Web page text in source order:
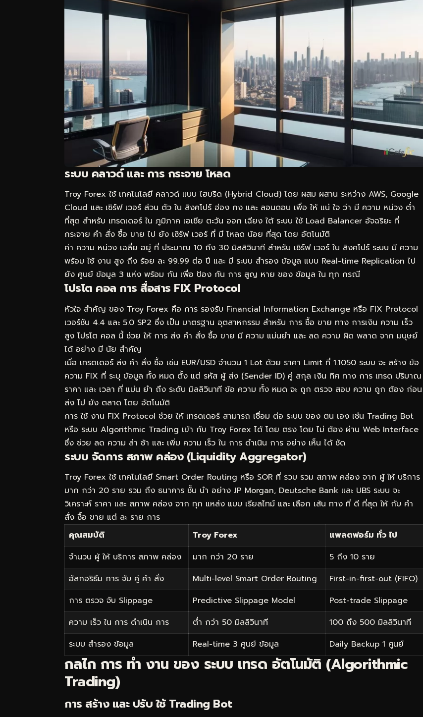
ระบบ คลาวด์ และ การ กระจาย โหลด
Troy Forex ใช้ เทคโนโลยี คลาวด์ แบบ ไฮบริด (Hybrid Cloud) โดย ผสม ผสาน ระหว่าง AWS, Google
Cloud และ เซิร์ฟ เวอร์ ส่วน ตัว ใน สิงคโปร์ ฮ่อง กง และ ลอนดอน เพื่อ ให้ แน่ ใจ ว่า มี ความ หน่วง ต่ำ
ที่สุด สำหรับ เทรดเดอร์ ใน ภูมิภาค เอเชีย ตะวัน ออก เฉียง ใต้ ระบบ ใช้ Load Balancer อัจฉริยะ ที่
กระจาย คำ สั่ง ซื้อ ขาย ไป ยัง เซิร์ฟ เวอร์ ที่ มี โหลด น้อย ที่สุด โดย อัตโนมัติ
ค่า ความ หน่วง เฉลี่ย อยู่ ที่ ประมาณ 10 ถึง 30 มิลลิวินาที สำหรับ เซิร์ฟ เวอร์ ใน สิงคโปร์ ระบบ มี ความ
พร้อม ใช้ งาน สูง ถึง ร้อย ละ 99.99 ต่อ ปี และ มี ระบบ สำรอง ข้อมูล แบบ Real-time Replication ไป
ยัง ศูนย์ ข้อมูล 3 แห่ง พร้อม กัน เพื่อ ป้อง กัน การ สูญ หาย ของ ข้อมูล ใน ทุก กรณี
โปรโต คอล การ สื่อสาร FIX Protocol
หัวใจ สำคัญ ของ Troy Forex คือ การ รองรับ Financial Information Exchange หรือ FIX Protocol
เวอร์ชัน 4.4 และ 5.0 SP2 ซึ่ง เป็น มาตรฐาน อุตสาหกรรม สำหรับ การ ซื้อ ขาย ทาง การเงิน ความ เร็ว
สูง โปรโต คอล นี้ ช่วย ให้ การ ส่ง คำ สั่ง ซื้อ ขาย มี ความ แม่นยำ และ ลด ความ ผิด พลาด จาก มนุษย์
ได้ อย่าง มี นัย สำคัญ
เมื่อ เทรดเดอร์ ส่ง คำ สั่ง ซื้อ เช่น EUR/USD จำนวน 1 Lot ด้วย ราคา Limit ที่ 1.1050 ระบบ จะ สร้าง ข้อ
ความ FIX ที่ ระบุ ข้อมูล ทั้ง หมด ตั้ง แต่ รหัส ผู้ ส่ง (Sender ID) คู่ สกุล เงิน ทิศ ทาง การ เทรด ปริมาณ
ราคา และ เวลา ที่ แม่น ยำ ถึง ระดับ มิลลิวินาที ข้อ ความ ทั้ง หมด จะ ถูก ตรวจ สอบ ความ ถูก ต้อง ก่อน
ส่ง ไป ยัง ตลาด โดย อัตโนมัติ
การ ใช้ งาน FIX Protocol ช่วย ให้ เทรดเดอร์ สามารถ เชื่อม ต่อ ระบบ ของ ตน เอง เช่น Trading Bot
หรือ ระบบ Algorithmic Trading เข้า กับ Troy Forex ได้ โดย ตรง โดย ไม่ ต้อง ผ่าน Web Interface
ซึ่ง ช่วย ลด ความ ล่า ช้า และ เพิ่ม ความ เร็ว ใน การ ดำเนิน การ อย่าง เห็น ได้ ชัด
ระบบ จัดการ สภาพ คล่อง (Liquidity Aggregator)
Troy Forex ใช้ เทคโนโลยี Smart Order Routing หรือ SOR ที่ รวบ รวม สภาพ คล่อง จาก ผู้ ให้ บริการ
มาก กว่า 20 ราย รวม ถึง ธนาคาร ชั้น นำ อย่าง JP Morgan, Deutsche Bank และ UBS ระบบ จะ
วิเคราะห์ ราคา และ สภาพ คล่อง จาก ทุก แหล่ง แบบ เรียลไทม์ และ เลือก เส้น ทาง ที่ ดี ที่สุด ให้ กับ คำ
สั่ง ซื้อ ขาย แต่ ละ ราย การ
คุณสมบัติ
Troy Forex
แพลตฟอร์ม ทั่ว ไป
จำนวน ผู้ ให้ บริการ สภาพ คล่อง
มาก กว่า 20 ราย
5 ถึง 10 ราย
อัลกอริธึม การ จับ คู่ คำ สั่ง
Multi-level Smart Order Routing
First-in-first-out (FIFO)
การ ตรวจ จับ Slippage
Predictive Slippage Model
Post-trade Slippage
ความ เร็ว ใน การ ดำเนิน การ
ต่ำ กว่า 50 มิลลิวินาที
100 ถึง 500 มิลลิวินาที
ระบบ สำรอง ข้อมูล
Real-time 3 ศูนย์ ข้อมูล Daily Backup 1 ศูนย์
กลไก การ ทำ งาน ของ ระบบ เทรด อัตโนมัติ (Algorithmic
Trading)
การ สร้าง และ ปรับ ใช้ Trading Bot